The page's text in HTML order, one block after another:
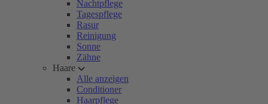
Nachtpflege
Tagespflege
Rasur
Reinigung
Sonne
Zähne
Haare
Alle anzeigen
Conditioner
Haarpflege